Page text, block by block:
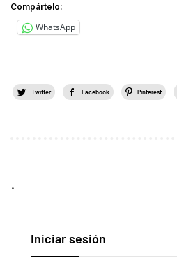
Compártelo:
WhatsApp
Twitter Facebook Pinterest
.
Iniciar sesión